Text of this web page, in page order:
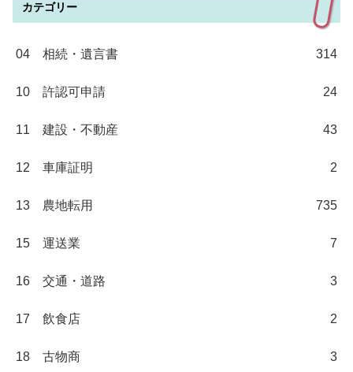
カテゴリー
04 相続・遺言書 314
10 許認可申請 24
11 建設・不動産 43
12 車庫証明 2
13 農地転用 735
15 運送業 7
16 交通・道路 3
17 飲食店 2
18 古物商 3